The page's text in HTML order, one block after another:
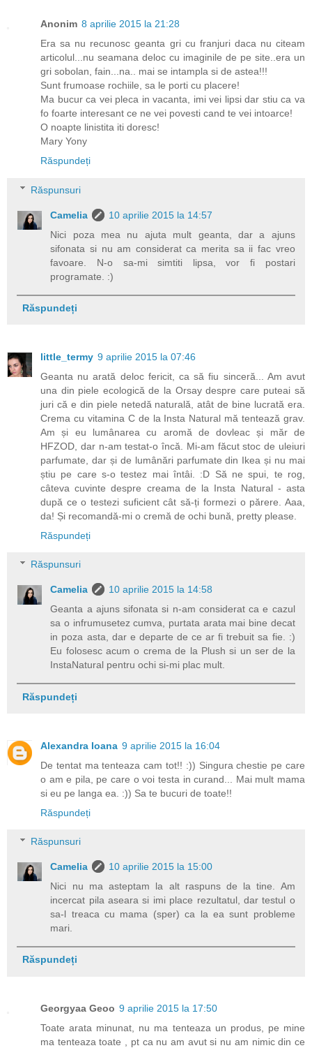
Anonim 8 aprilie 2015 la 21:28
Era sa nu recunosc geanta gri cu franjuri daca nu citeam
articolul...nu seamana deloc cu imaginile de pe site..era un
gri sobolan, fain...na.. mai se intampla si de astea!!!
Sunt frumoase rochiile, sa le porti cu placere!
Ma bucur ca vei pleca in vacanta, imi vei lipsi dar stiu ca va
fo foarte interesant ce ne vei povesti cand te vei intoarce!
O noapte linistita iti doresc!
Mary Yony
Răspundeți
Răspunsuri
Camelia
10 aprilie 2015 la 14:57
Nici poza mea nu ajuta mult geanta, dar a ajuns
sifonata si nu am considerat ca merita sa ii fac vreo
favoare. N-o sa-mi simtiti lipsa, vor fi postari
programate. :)
Răspundeți
little_termy 9 aprilie 2015 la 07:46
Geanta nu arată deloc fericit, ca să fiu sinceră... Am avut
una din piele ecologică de la Orsay despre care puteai să
juri că e din piele netedă naturală, atât de bine lucrată era.
Crema cu vitamina C de la Insta Natural mă tentează grav.
Am și eu lumânarea cu aromă de dovleac și măr de
HFZOD, dar n-am testat-o încă. Mi-am făcut stoc de uleiuri
parfumate, dar și de lumânări parfumate din Ikea și nu mai
știu pe care s-o testez mai întâi. :D Să ne spui, te rog,
câteva cuvinte despre creama de la Insta Natural - asta
după ce o testezi suficient cât să-ți formezi o părere. Aaa,
da! Și recomandă-mi o cremă de ochi bună, pretty please.
Răspundeți
Răspunsuri
Camelia
10 aprilie 2015 la 14:58
Geanta a ajuns sifonata si n-am considerat ca e cazul
sa o infrumusetez cumva, purtata arata mai bine decat
in poza asta, dar e departe de ce ar fi trebuit sa fie. :)
Eu folosesc acum o crema de la Plush si un ser de la
InstaNatural pentru ochi si-mi plac mult.
Răspundeți
Alexandra Ioana 9 aprilie 2015 la 16:04
De tentat ma tenteaza cam tot!! :)) Singura chestie pe care
o am e pila, pe care o voi testa in curand... Mai mult mama
si eu pe langa ea. :)) Sa te bucuri de toate!!
Răspundeți
Răspunsuri
Camelia
10 aprilie 2015 la 15:00
Nici nu ma asteptam la alt raspuns de la tine. Am
incercat pila aseara si imi place rezultatul, dar testul o
sa-l treaca cu mama (sper) ca la ea sunt probleme
mari.
Răspundeți
Georgyaa Geoo 9 aprilie 2015 la 17:50
Toate arata minunat, nu ma tenteaza un produs, pe mine
ma tenteaza toate , pt ca nu am avut si nu am nimic din ce